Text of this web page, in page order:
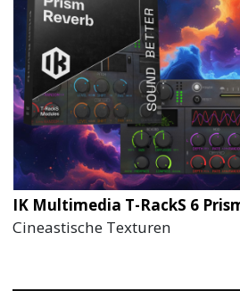
IK Multimedia T-RackS 6
Cineastische Texturen